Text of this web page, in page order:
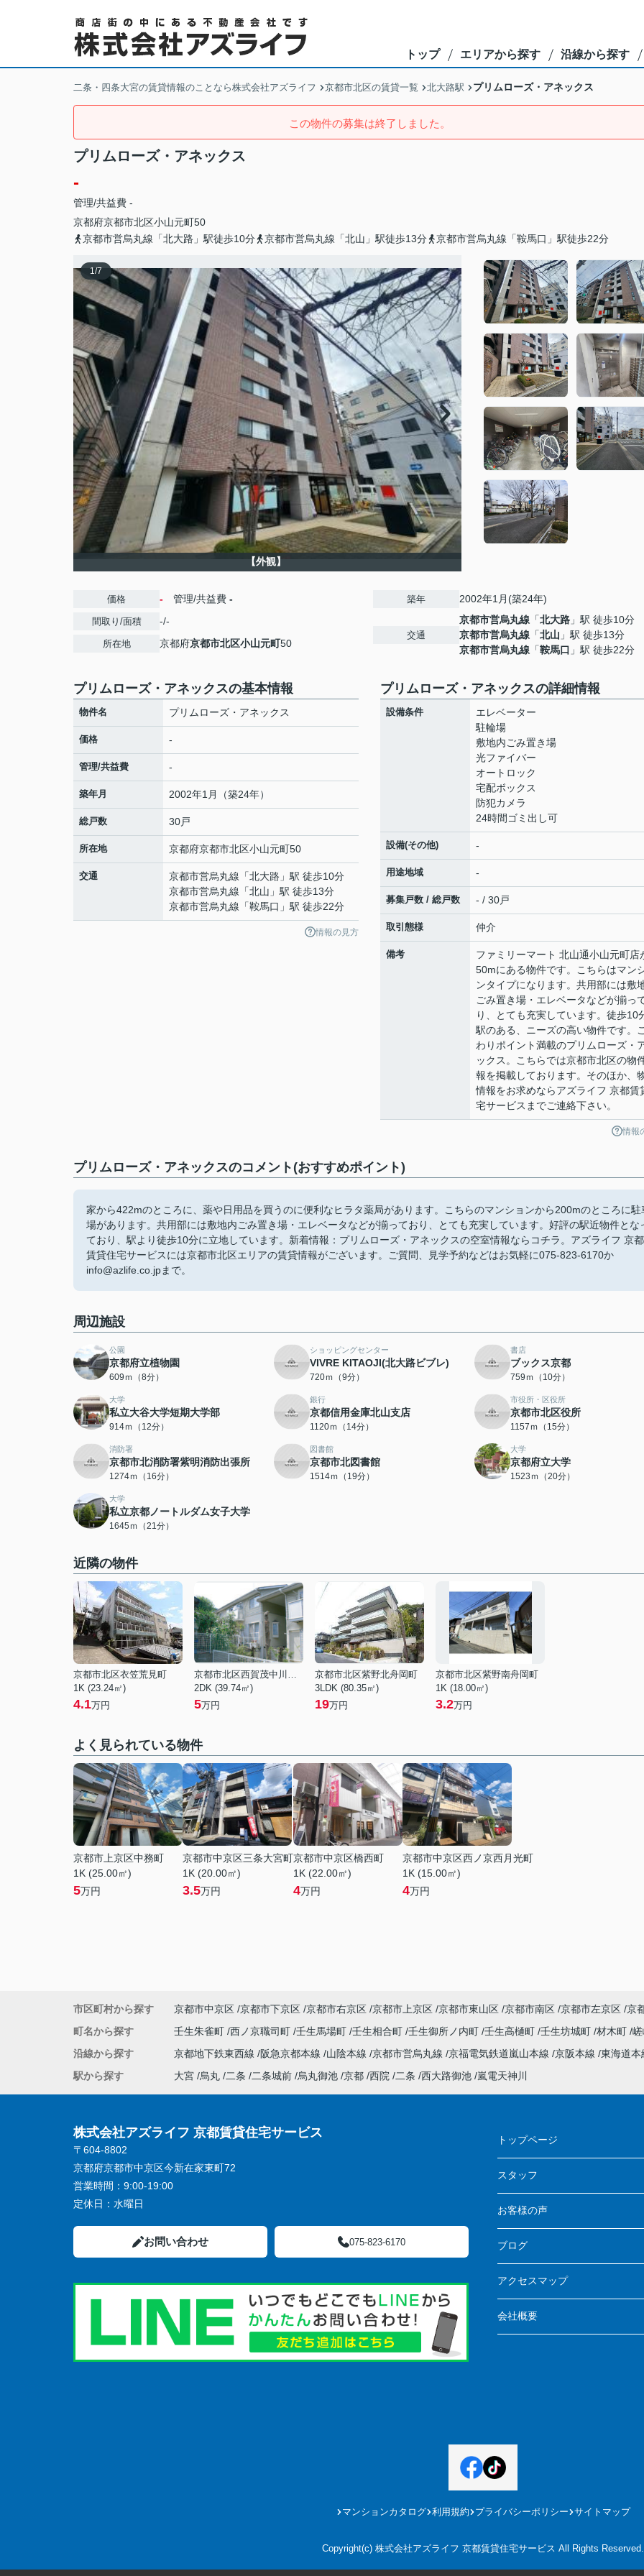
トップ エリアから探す 沿線から探す
二条・四条大宮の賃貸情報のことなら株式会社アズライフ 京都市北区の賃貸一覧 北大路駅 プリムローズ・アネックス
この物件の募集は終了しました。
プリムローズ・アネックス
-
管理/共益費 -
京都府京都市北区小山元町50
京都市営烏丸線「北大路」駅徒歩10分
京都市営烏丸線「北山」駅徒歩13分 京都市営烏丸線「鞍馬口」駅徒歩22分
1/7
【外観】
価格 - 管理/共益費 -
間取り/面積 -/-
所在地 京都府京都市北区小山元町50
築年 2002年1月(築24年)
交通
京都市営烏丸線 「北大路 」駅 徒歩10分
京都市営烏丸線 「北山 」駅 徒歩13分
京都市営烏丸線 「鞍馬口 」駅 徒歩22分
プリムローズ・アネックスの基本情報
物件名 プリムローズ・アネックス
価格 -
管理/共益費 -
築年月 2002年1月（築24年）
総戸数 30戸
所在地 京都府京都市北区小山元町50
交通 京都市営烏丸線 「北大路 」駅 徒歩10分
京都市営烏丸線 「北山 」駅 徒歩13分
京都市営烏丸線 「鞍馬口 」駅 徒歩22分
情報の見方
プリムローズ・アネックスの詳細情報
設備条件
エレベーター
駐輪場
敷地内ごみ置き場
光ファイバー
オートロック
宅配ボックス
防犯カメラ
24時間ゴミ出し可
設備(その他) -
用途地域 -
募集戸数 / 総戸数 - / 30戸
取引態様 仲介
備考
ファミリーマート 北山通小山元町店
50mにある物件です。こちらはマン
ンタイプになります。共用部には敷
ごみ置き場・エレベータなどが揃っ
り、とても充実しています。徒歩10
駅のある、ニーズの高い物件です。
わりポイント満載のプリムローズ・
ックス。こちらでは京都市北区の物
報を掲載しております。そのほか、
情報をお求めならアズライフ 京都賃
宅サービスまでご連絡下さい。
情報
プリムローズ・アネックスのコメント(おすすめポイント)
家から422mのところに、薬や日用品を買うのに便利なヒラタ薬局があります。こちらのマンションから200mのところに駐
場があります。共用部には敷地内ごみ置き場・エレベータなどが揃っており、とても充実しています。好評の駅近物件とな
ており、駅より徒歩10分に立地しています。新着情報：プリムローズ・アネックスの空室情報ならコチラ。アズライフ 京都
賃貸住宅サービスには京都市北区エリアの賃貸情報がございます。ご質問、見学予約などはお気軽に075-823-6170か
info@azlife.co.jpまで。
周辺施設
公園
京都府立植物園
609ｍ（8分）
ショッピングセンター
VIVRE KITAOJI(北大路ビブレ)
720ｍ（9分）
書店
ブックス京都
759ｍ（10分）
大学
私立大谷大学短期大学部
914ｍ（12分）
銀行
京都信用金庫北山支店
1120ｍ（14分）
市役所・区役所
京都市北区役所
1157ｍ（15分）
消防署
京都市北消防署紫明消防出張所
1274ｍ（16分）
図書館
京都市北図書館
1514ｍ（19分）
大学
京都府立大学
1523ｍ（20分）
大学
私立京都ノートルダム女子大学
1645ｍ（21分）
近隣の物件
京都市北区衣笠荒見町
1K (23.24㎡)
4.1万円
京都市北区西賀茂中川上町
2DK (39.74㎡)
5万円
京都市北区紫野北舟岡町
3LDK (80.35㎡)
19万円
京都市北区紫野南舟岡町
1K (18.00㎡)
3.2万円
よく見られている物件
京都市上京区中務町
1K (25.00㎡)
5万円
京都市中京区三条大宮町
1K (20.00㎡)
3.5万円
京都市中京区橋西町
1K (22.00㎡)
4万円
京都市中京区西ノ京西月光町
1K (15.00㎡)
4万円
市区町村から探す 京都市中京区 京都市下京区 京都市右京区 京都市上京区 京都市東山区 京都市南区 京都市左京区 京
町名から探す
壬生朱雀町 西ノ京職司町 壬生馬場町 壬生相合町 壬生御所ノ内町 壬生高樋町 壬生坊城町 材木町
沿線から探す
京都地下鉄東西線 阪急京都本線 山陰本線 京都市営烏丸線 京福電気鉄道嵐山本線 京阪本線 東海道
駅から探す
大宮 烏丸 二条 二条城前 烏丸御池 京都 西院 二条 西大路御池 嵐電天神川
株式会社アズライフ 京都賃貸住宅サービス
〒604-8802
京都府京都市中京区今新在家東町72
営業時間： 9:00-19:00
定休日： 水曜日
お問い合わせ 075-823-6170
トップページ
スタッフ
お客様の声
ブログ
アクセスマップ
会社概要
マンションカタログ 利用規約 プライバシーポリシー サイトマップ
Copyright(c) 株式会社アズライフ 京都賃貸住宅サービス All Rights Reserved.